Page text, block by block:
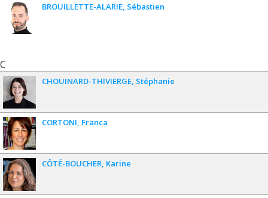
BROUILLETTE-ALARIE Sébastien
C
CHOUINARD-THIVIERGE Stéphanie
CORTONI Franca
CÔTÉ-BOUCHER Karine